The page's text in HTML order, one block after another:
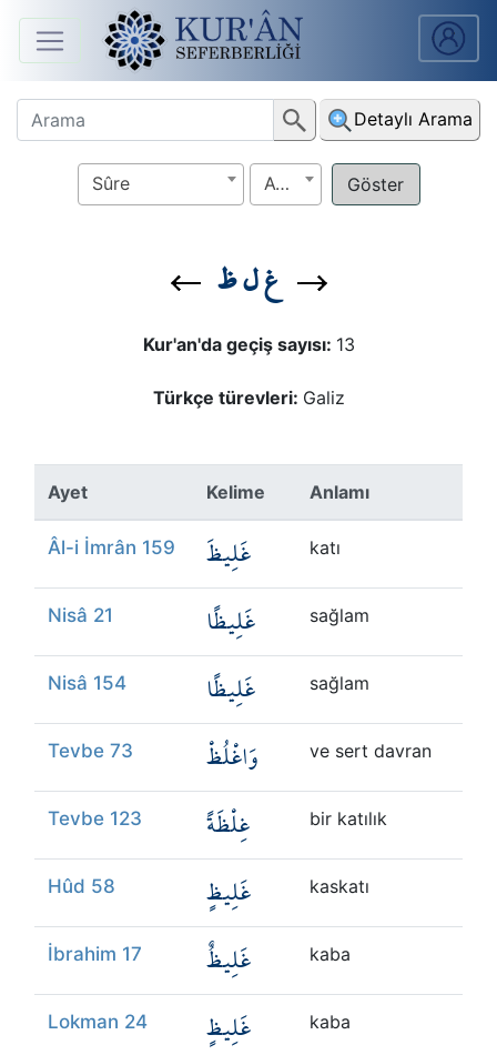
Anasayfa
Sûreler
Arapça
Kökler
Detaylı Arama
Sûre Ayet
غ ل ظ
Kur'an'da geçiş sayısı: 13
Türkçe türevleri: Galiz
Ayet Kelime Anlamı
Âl-i İmrân 159 غَلِيظَ katı
Nisâ 21 غَلِيظًا sağlam
Nisâ 154 غَلِيظًا sağlam
Tevbe 73 وَاغْلُظْ ve sert davran
Tevbe 123 غِلْظَةً bir katılık
Hûd 58 غَلِيظٍ kaskatı
İbrahim 17 غَلِيظٌ kaba
Lokman 24 غَلِيظٍ kaba